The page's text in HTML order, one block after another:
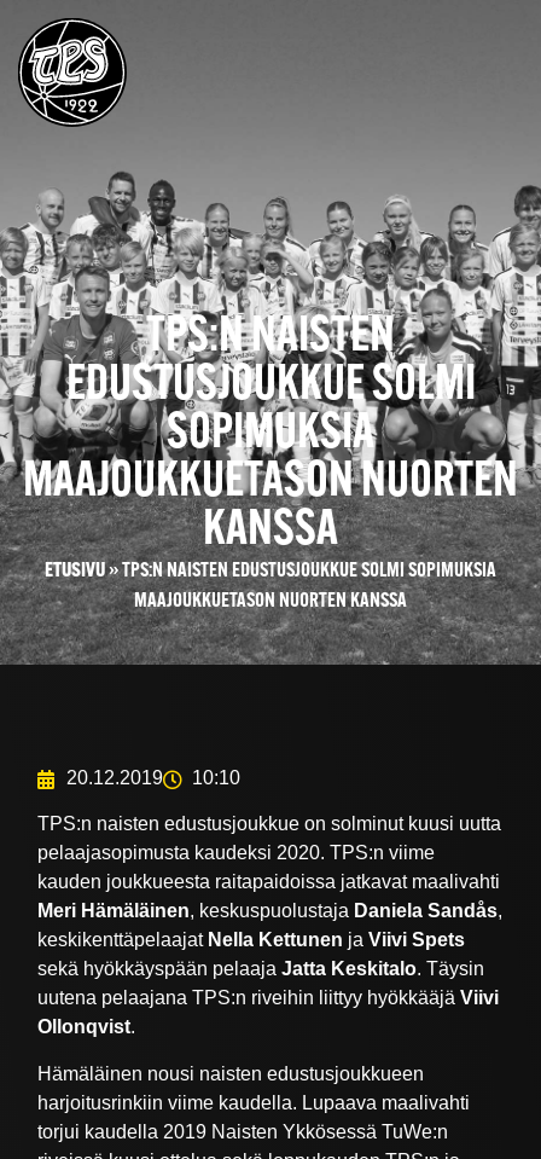
TPS:N NAISTEN
EDUSTUSJOUKKUE SOLMI
SOPIMUKSIA
MAAJOUKKUETASON NUORTEN
KANSSA
ETUSIVU»TPS:N NAISTEN EDUSTUSJOUKKUE SOLMI SOPIMUKSIA
MAAJOUKKUETASON NUORTEN KANSSA
20.12.2019 10:10
TPS:n naisten edustusjoukkue on solminut kuusi uutta
pelaajasopimusta kaudeksi 2020. TPS:n viime
kauden joukkueesta raitapaidoissa jatkavat maalivahti
Meri Hämäläinen, keskuspuolustaja Daniela Sandås,
keskikenttäpelaajat Nella Kettunen jaViivi Spets
sekä hyökkäyspään pelaajaJatta Keskitalo. Täysin
uutena pelaajana TPS:n riveihin liittyy hyökkääjäViivi
Ollonqvist.
Hämäläinen nousi naisten edustusjoukkueen
harjoitusrinkiin viime kaudella. Lupaava maalivahti
torjui kaudella 2019 Naisten Ykkösessä TuWe:n